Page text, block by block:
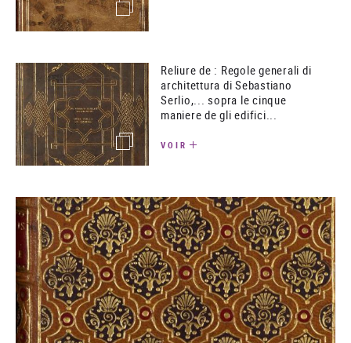
(image)
(image)
Reliure de : Regole generali di
architettura di Sebastiano
Serlio,... sopra le cinque
maniere de gli edifici...
VOIR